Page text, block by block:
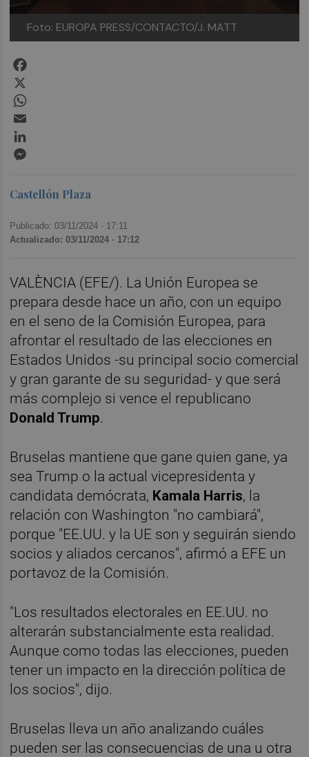
Foto: EUROPA PRESS/CONTACTO/J. MATT
Castellón Plaza
Publicado: 03/11/2024 · 17:11
Actualizado: 03/11/2024 · 17:12
VALÈNCIA (EFE/). La Unión Europea se
prepara desde hace un año, con un equipo
en el seno de la Comisión Europea, para
afrontar el resultado de las elecciones en
Estados Unidos -su principal socio comercial
y gran garante de su seguridad- y que será
más complejo si vence el republicano
Donald Trump.
Bruselas mantiene que gane quien gane, ya
sea Trump o la actual vicepresidenta y
candidata demócrata, Kamala Harris, la
relación con Washington "no cambiará",
porque "EE.UU. y la UE son y seguirán siendo
socios y aliados cercanos", afirmó a EFE un
portavoz de la Comisión.
"Los resultados electorales en EE.UU. no
alterarán substancialmente esta realidad.
Aunque como todas las elecciones, pueden
tener un impacto en la dirección política de
los socios", dijo.
Bruselas lleva un año analizando cuáles
pueden ser las consecuencias de una u otra